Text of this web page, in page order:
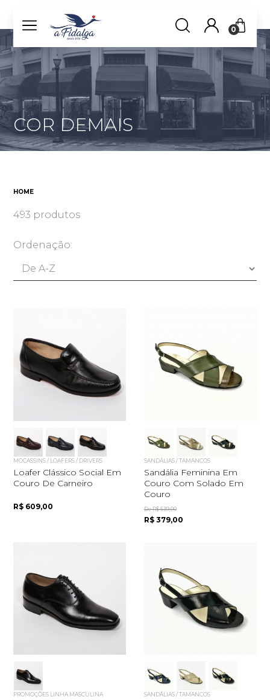
0
COR DEMAIS
HOME
493 produtos
Ordenação:
MOCASSINS / LOAFERS / DRIVERS
Loafer Clássico Social Em
Couro De Carneiro
R$ 609,00
SANDÁLIAS / TAMANCOS
Sandália Feminina Em
Couro Com Solado Em
Couro
De R$ 539,00
R$ 379,00
PROMOÇÕES LINHA MASCULINA SANDÁLIAS / TAMANCOS